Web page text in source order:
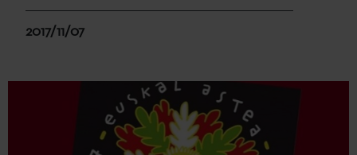
2017/11/07